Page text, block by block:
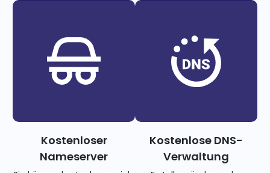
Kostenloser
Nameserver
Kostenlose DNS-
Verwaltung